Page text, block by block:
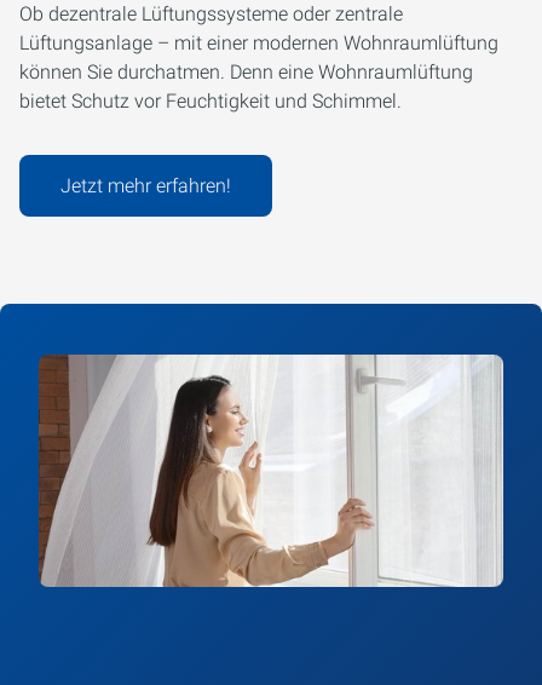
Ob dezentrale Lüftungssysteme oder zentrale
Lüftungsanlage – mit einer modernen Wohnraumlüftung
können Sie durchatmen. Denn eine Wohnraumlüftung
bietet Schutz vor Feuchtigkeit und Schimmel.
Jetzt mehr erfahren!